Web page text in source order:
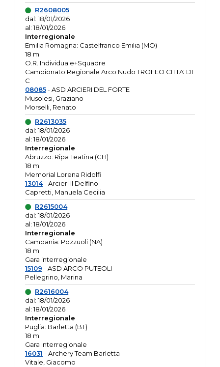
R2608005
dal: 18/01/2026
al: 18/01/2026
Interregionale
Emilia Romagna: Castelfranco Emilia (MO)
18 m
O.R. Individuale+Squadre
Campionato Regionale Arco Nudo TROFEO CITTA' DI
C
08085- ASD ARCIERI DEL FORTE
Musolesi, Graziano
Morselli, Renato
R2613035
dal: 18/01/2026
al: 18/01/2026
Interregionale
Abruzzo: Ripa Teatina (CH)
18 m
Memorial Lorena Ridolfi
13014- Arcieri Il Delfino
Capretti, Manuela Cecilia
R2615004
dal: 18/01/2026
al: 18/01/2026
Interregionale
Campania: Pozzuoli (NA)
18 m
Gara interregionale
15109 - ASD ARCO PUTEOLI
Pellegrino, Marina
R2616004
dal: 18/01/2026
al: 18/01/2026
Interregionale
Puglia: Barletta (BT)
18 m
Gara Interregionale
16031 - Archery Team Barletta
Vitale, Giacomo